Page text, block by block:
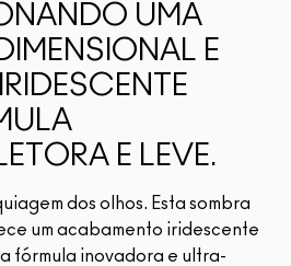
UMA
E
E LEVE.
dos olhos. Esta sombra
um acabamento iridescente
fórmula inovadora e ultra-